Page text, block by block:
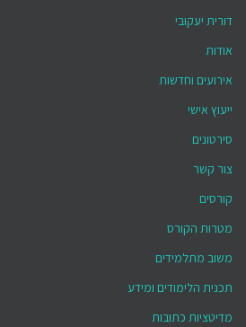
דורית יעקובי
אודות
אירועים וחדשות
ייעוץ אישי
סירטונים
צור קשר
קורסים
מטרות הקורס
משוב מתלמידים
תכנית הלימודים ומידע
מדיטציות כתובות